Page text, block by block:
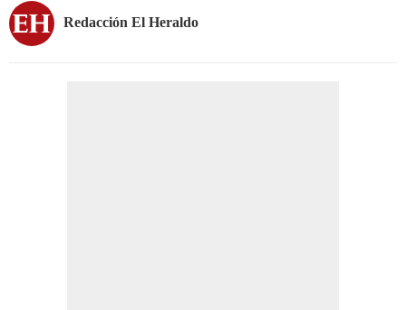
Redacción El Heraldo